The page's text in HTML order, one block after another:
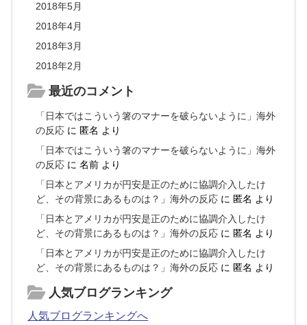
2018年5月
2018年4月
2018年3月
2018年2月
最近のコメント
「日本ではこういう箸のマナーを破らないように」海外
の反応 に 匿名 より
「日本ではこういう箸のマナーを破らないように」海外
の反応 に名前 より
「日本とアメリカが円安是正のために協調介入したけ
ど、その背景にあるものは？」海外の反応 に 匿名 より
「日本とアメリカが円安是正のために協調介入したけ
ど、その背景にあるものは？」海外の反応 に 匿名 より
「日本とアメリカが円安是正のために協調介入したけ
ど、その背景にあるものは？」海外の反応 に 匿名 より
人気ブログランキング
人気ブログランキングへ